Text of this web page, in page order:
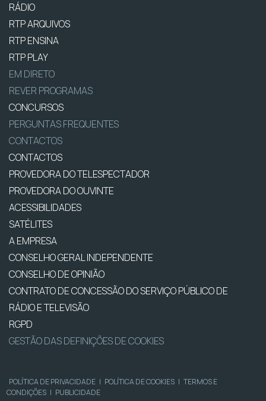
RÁDIO
RTP ARQUIVOS
RTP ENSINA
RTP PLAY
EM DIRETO
REVER PROGRAMAS
CONCURSOS
PERGUNTAS FREQUENTES
CONTACTOS
CONTACTOS
PROVEDORA DO TELESPECTADOR
PROVEDORA DO OUVINTE
ACESSIBILIDADES
SATÉLITES
A EMPRESA
CONSELHO GERAL INDEPENDENTE
CONSELHO DE OPINIÃO
CONTRATO DE CONCESSÃO DO SERVIÇO PÚBLICO DE
RÁDIO E TELEVISÃO
RGPD
GESTÃO DAS DEFINIÇÕES DE COOKIES
POLÍTICA DE PRIVACIDADE | POLÍTICA DE COOKIES | TERMOS E
CONDIÇÕES | PUBLICIDADE